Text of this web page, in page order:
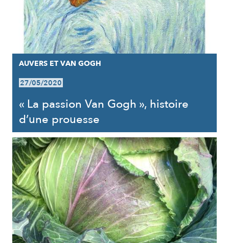
AUVERS ET VAN GOGH
27/05/2020
« La passion Van Gogh », histoire
d’une prouesse